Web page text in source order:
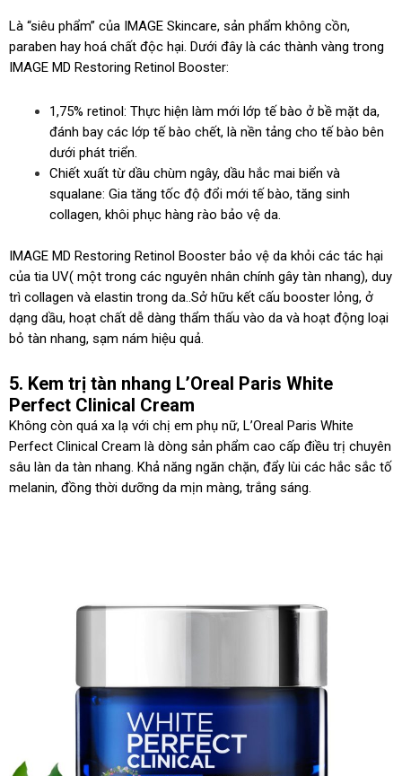
Là “siêu phẩm” của IMAGE Skincare, sản phẩm không cồn,
paraben hay hoá chất độc hại. Dưới đây là các thành vàng trong
IMAGE MD Restoring Retinol Booster:
1,75% retinol: Thực hiện làm mới lớp tế bào ở bề mặt da,
đánh bay các lớp tế bào chết, là nền tảng cho tế bào bên
dưới phát triển.
Chiết xuất từ dầu chùm ngây, dầu hắc mai biển và
squalane: Gia tăng tốc độ đổi mới tế bào, tăng sinh
collagen, khôi phục hàng rào bảo vệ da.
IMAGE MD Restoring Retinol Booster bảo vệ da khỏi các tác hại
của tia UV( một trong các nguyên nhân chính gây tàn nhang), duy
trì collagen và elastin trong da..Sở hữu kết cấu booster lỏng, ở
dạng dầu, hoạt chất dễ dàng thẩm thấu vào da và hoạt động loại
bỏ tàn nhang, sạm nám hiệu quả.
5. Kem trị tàn nhang L’Oreal Paris White
Perfect Clinical Cream
Không còn quá xa lạ với chị em phụ nữ, L’Oreal Paris White
Perfect Clinical Cream là dòng sản phẩm cao cấp điều trị chuyên
sâu làn da tàn nhang. Khả năng ngăn chặn, đẩy lùi các hắc sắc tố
melanin, đồng thời dưỡng da mịn màng, trắng sáng.